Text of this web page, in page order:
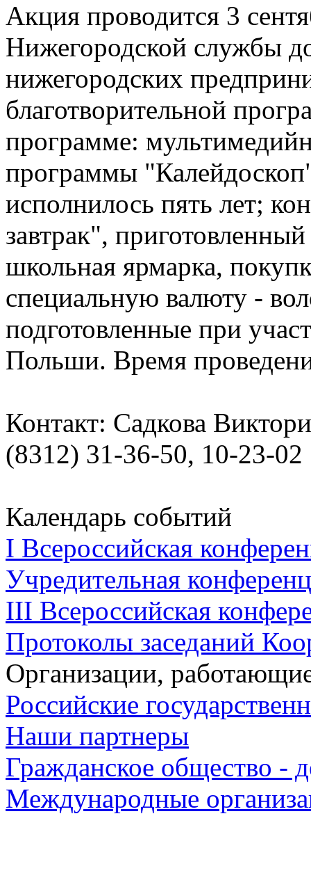
Акция проводится 3
Нижегородской службы
нижегородских
благотворительной
программе:
программы
исполнилось пять лет;
завтрак",
школьная ярмарка,
специальную валюту -
подготовленные при
Польши. Время
Контакт: Садкова
(8312) 31-36-50, 10-23-02
Календарь событий
I Всероссийская
Учредительная
III Всероссийская
Протоколы заседаний
Организации,
Российские
Наши партнеры
Гражданское общество -
Международные